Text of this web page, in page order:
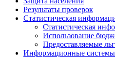
Результаты проверок
Статистическая
Статистическая
Использование
Предоставляемые
Информационные системы